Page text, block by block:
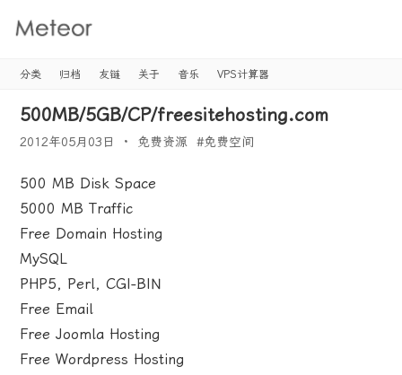
Meteor's
分类 归档 友链 关于 音乐 VPS计算器
500MB/5GB/CP/freesitehosting.com
2012年05月03日 免费资源 #免费空间
500 MB Disk Space
5000 MB Traffic
Free Domain Hosting
MySQL
PHP5, Perl, CGI-BIN
Free Email
Free Joomla Hosting
Free Wordpress Hosting